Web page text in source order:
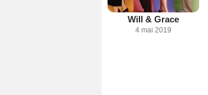
Will & Grace
4 mai 2019